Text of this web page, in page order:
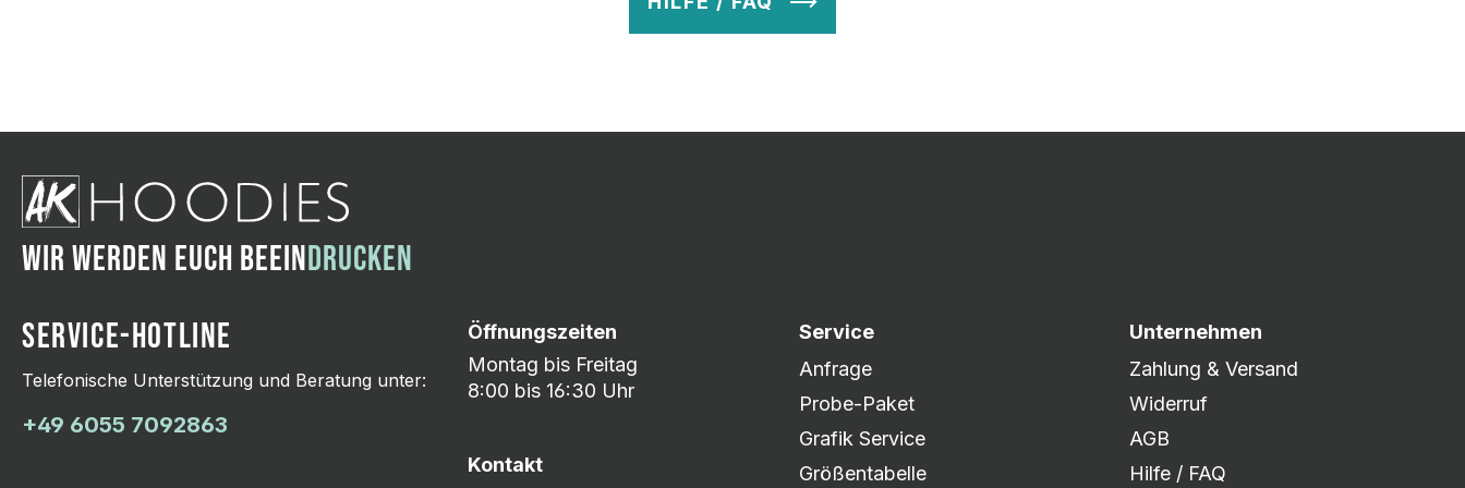
Wir ändern das Motiv so lange ab, bis Ihr zu 100% zufrieden seid. Danach wird es zum Druck freigegeben und die
WIR WERDEN EUCH BEEINDRUCKEN
SERVICE-HOTLINE
Telefonische Unterstützung und Beratung unter:
+49 6055 7092863
Öffnungszeiten
Montag bis Freitag
8:00 bis 16:30 Uhr
Kontakt
Service
Anfrage
Probe-Paket
Grafik Service
Größentabelle
Unternehmen
Zahlung & Versand
Widerruf
AGB
Hilfe / FAQ